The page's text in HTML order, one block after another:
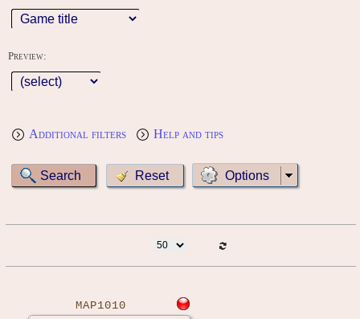
Preview:
Additional filters Help and tips
Options
MAP1010